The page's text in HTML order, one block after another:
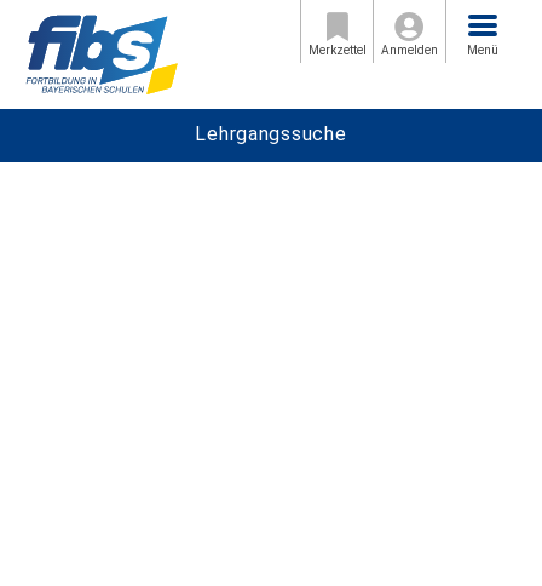
Merkzettel Anmelden
Menü
Menü
Lehrgangssuche